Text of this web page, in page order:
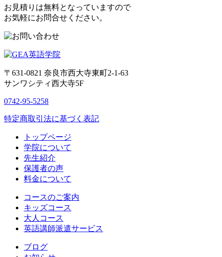
お見積りは無料となっていますので
お気軽にお問合せください。
〒631-0821 奈良市西大寺東町2-1-63
サンワシティ西大寺5F
0742-95-5258
特定商取引法に基づく表記
トップページ
学院について
先生紹介
保護者の声
料金について
コースのご案内
キッズコース
大人コース
英語講師派遣サービス
ブログ